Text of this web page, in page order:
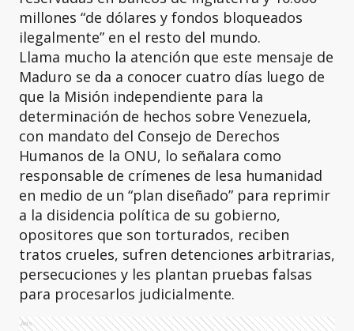
millones “de dólares y fondos bloqueados
ilegalmente” en el resto del mundo.
Llama mucho la atención que este mensaje de
Maduro se da a conocer cuatro días luego de
que la Misión independiente para la
determinación de hechos sobre Venezuela,
con mandato del Consejo de Derechos
Humanos de la ONU, lo señalara como
responsable de crímenes de lesa humanidad
en medio de un “plan diseñado” para reprimir
a la disidencia política de su gobierno,
opositores que son torturados, reciben
tratos crueles, sufren detenciones arbitrarias,
persecuciones y les plantan pruebas falsas
para procesarlos judicialmente.
Ads